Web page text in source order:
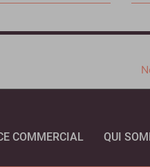
COMMERCIAL QUI